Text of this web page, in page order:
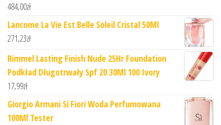
484,00zł
Lancome La Vie Est Belle Soleil Cristal 50Ml
271,23zł
Rimmel Lasting Finish Nude 25Hr Foundation
Podkład Długotrwały Spf 20 30Ml 100 Ivory
17,99zł
Giorgio Armani Si Fiori Woda Perfumowana
100Ml Tester